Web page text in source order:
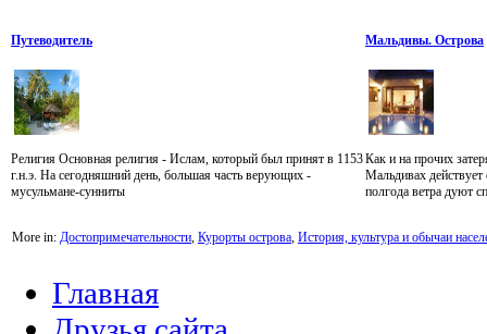
Путеводитель
Религия Основная религия - Ислам, который был принят в 1153
г.н.э. На сегодняшний день, большая часть верующих -
мусульмане-сунниты
Мальдивы. Острова
Как и на прочих
Мальдивах
полгода ветра дуют
More in: Достопримечательности, Курорты острова, История, культура и обычаи
Главная